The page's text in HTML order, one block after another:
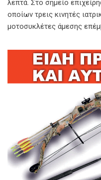
λεπτά. Στο σημείο
οποίων τρεις κινητές
μοτοσυκλέτες άμεσης